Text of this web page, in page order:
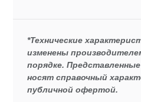
*Технические
изменены
порядке.
носят справочный
публичной офертой.